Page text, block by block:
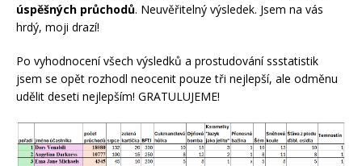
úspěšných průchodů. Neuvěřitelný výsledek. Jsem na vás
hrdý, moji drazí!
Po vyhodnocení všech výsledků a prostudování ssstatistik
jsem se opět rozhodl neocenit pouze tři nejlepší, ale odměnu
udělit deseti nejlepším! GRATULUJEME!